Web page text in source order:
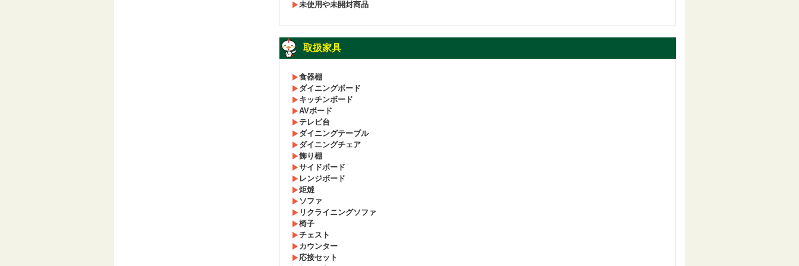
未使用や未開封商品
取扱家具
食器棚
ダイニングボード
キッチンボード
AVボード
テレビ台
ダイニングテーブル
ダイニングチェア
飾り棚
サイドボード
レンジボード
炬燵
ソファ
リクライニングソファ
椅子
チェスト
カウンター
応接セット